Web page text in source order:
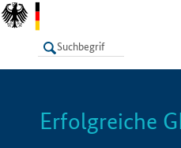
LISTE
Erfolgreiche